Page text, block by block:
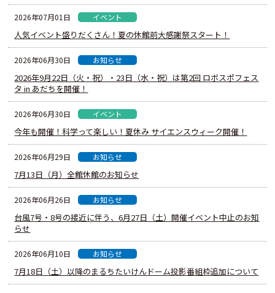
2026年07月01日 イベント
人気イベント盛りだくさん！夏の休館前大感謝祭スタート！
2026年06月30日 お知らせ
2026年9月22日（火・祝）・23日（水・祝）は第2回 ロボスポフェス
タ in あだちを開催！
2026年06月30日 イベント
今年も開催！科学って楽しい！夏休み サイエンスウィーク開催！
2026年06月29日 お知らせ
7月13日（月）全館休館のお知らせ
2026年06月26日 お知らせ
台風7号・8号の接近に伴う、6月27日（土）開催イベント中止のお知
らせ
2026年06月10日 お知らせ
7月18日（土）以降のまるちたいけんドーム投影番組枠追加について